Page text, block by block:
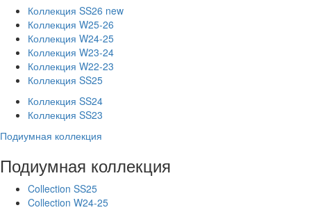
Коллекция SS26 new
Коллекция W25-26
Коллекция W24-25
Коллекция W23-24
Коллекция W22-23
Коллекция SS25
Коллекция SS24
Коллекция SS23
Подиумная коллекция
Подиумная коллекция
Collection SS25
Collection W24-25